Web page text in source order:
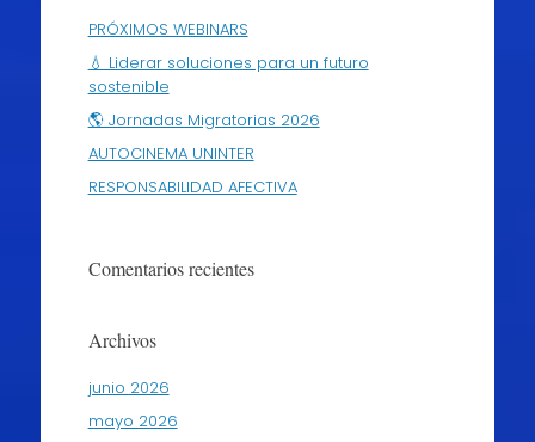
PRÓXIMOS WEBINARS
💧 Liderar soluciones para un futuro
sostenible
🌎 Jornadas Migratorias 2026
AUTOCINEMA UNINTER
RESPONSABILIDAD AFECTIVA
Comentarios recientes
Archivos
junio 2026
mayo 2026